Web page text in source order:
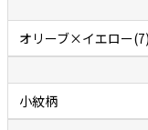
オリーブ×イエロー(7)
小紋柄